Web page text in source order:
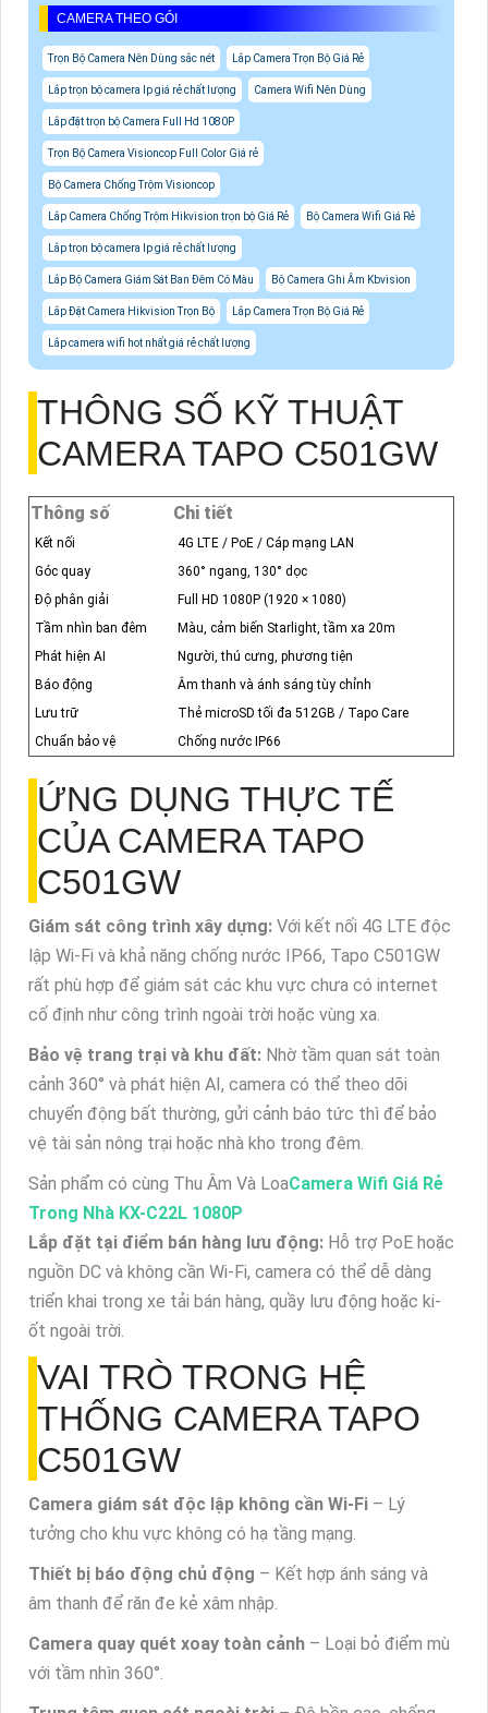
CAMERA THEO GÓI
Trọn Bộ Camera Nên Dùng sắc nét Lắp Camera Trọn Bộ Giá Rẻ
Lắp trọn bộ camera Ip giá rẻ chất lượng Camera Wifi Nên Dùng
Lắp đặt trọn bộ Camera Full Hd 1080P
Trọn Bộ Camera Visioncop Full Color Giá rẻ
Bộ Camera Chống Trộm Visioncop
Lắp Camera Chống Trộm Hikvision trọn bộ Giá Rẻ Bộ Camera Wifi Giá Rẻ
Lắp trọn bộ camera Ip giá rẻ chất lượng
Lắp Bộ Camera Giám Sát Ban Đêm Có Màu Bộ Camera Ghi Âm Kbvision
Lắp Đặt Camera Hikvision Trọn Bộ Lắp Camera Trọn Bộ Giá Rẻ
Lắp camera wifi hot nhất giá rẻ chất lượng
THÔNG SỐ KỸ THUẬT
CAMERA TAPO C501GW
Thông số Chi tiết
Kết nối
4G LTE / PoE / Cáp mạng LAN
Góc quay
360° ngang, 130° dọc
Độ phân giải
Full HD 1080P (1920 × 1080)
Tầm nhìn ban đêm
Màu, cảm biến Starlight, tầm xa 20m
Phát hiện AI
Người, thú cưng, phương tiện
Báo động
Âm thanh và ánh sáng tùy chỉnh
Lưu trữ
Thẻ microSD tối đa 512GB / Tapo Care
Chuẩn bảo vệ
Chống nước IP66
ỨNG DỤNG THỰC TẾ
CỦA CAMERA TAPO
C501GW
Giám sát công trình xây dựng: Với kết nối 4G LTE độc
lập Wi-Fi và khả năng chống nước IP66, Tapo C501GW
rất phù hợp để giám sát các khu vực chưa có internet
cố định như công trình ngoài trời hoặc vùng xa.
Bảo vệ trang trại và khu đất: Nhờ tầm quan sát toàn
cảnh 360° và phát hiện AI, camera có thể theo dõi
chuyển động bất thường, gửi cảnh báo tức thì để bảo
vệ tài sản nông trại hoặc nhà kho trong đêm.
Sản phẩm có cùng Thu Âm Và LoaCamera Wifi Giá Rẻ
Trong Nhà KX-C22L 1080P
Lắp đặt tại điểm bán hàng lưu động: Hỗ trợ PoE hoặc
nguồn DC và không cần Wi-Fi, camera có thể dễ dàng
triển khai trong xe tải bán hàng, quầy lưu động hoặc ki-
ốt ngoài trời.
VAI TRÒ TRONG HỆ
THỐNG CAMERA TAPO
C501GW
Camera giám sát độc lập không cần Wi-Fi – Lý
tưởng cho khu vực không có hạ tầng mạng.
Thiết bị báo động chủ động – Kết hợp ánh sáng và
âm thanh để răn đe kẻ xâm nhập.
Camera quay quét xoay toàn cảnh – Loại bỏ điểm mù
với tầm nhìn 360°.